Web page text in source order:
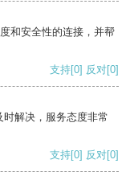
和安全性的连接，并帮
支持[0] 反对[0]
解决，服务态度非常
支持[0] 反对[0]